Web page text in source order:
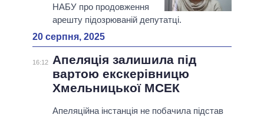
НАБУ про продовження
арешту підозрюваній депутатці.
20 серпня, 2025
16:12
Апеляція залишила під
вартою екскерівницю
Хмельницької МСЕК
Апеляційна інстанція не побачила підстав